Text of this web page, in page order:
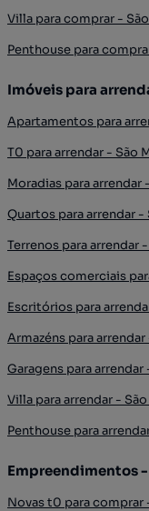
Villa para comprar -
Penthouse para
Imóveis para
Apartamentos para
T0 para arrendar - São
Moradias para
Quartos para arrendar
Terrenos para arrendar
Espaços comerciais
Escritórios para
Armazéns para
Garagens para
Villa para arrendar -
Penthouse para
Empreendimentos
Novas t0 para comprar